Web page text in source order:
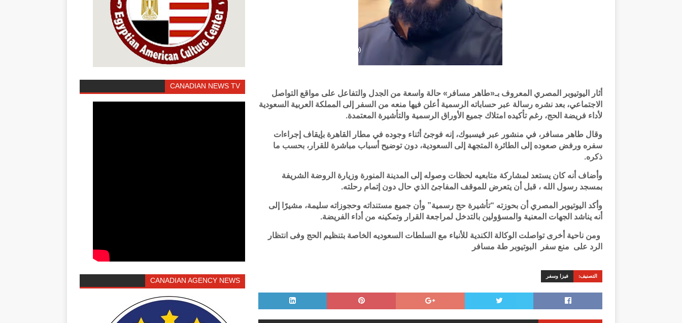
أثار اليوتيوبر المصري المعروف بـ«طاهر مسافر» حالة واسعة من الجدل والتفاعل على مواقع التواصل
الاجتماعي، بعد نشره رسالة عبر حساباته الرسمية أعلن فيها منعه من السفر إلى المملكة العربية السعودية
لأداء فريضة الحج، رغم تأكيده امتلاك جميع الأوراق الرسمية والتأشيرة المعتمدة.
وقال طاهر مسافر، في منشور عبر فيسبوك، إنه فوجئ أثناء وجوده في مطار القاهرة بإيقاف إجراءات
سفره ورفض صعوده إلى الطائرة المتجهة إلى السعودية، دون توضيح أسباب مباشرة للقرار، بحسب ما
ذكره.
وأضاف أنه كان يستعد لمشاركة متابعيه لحظات وصوله إلى المدينة المنورة وزيارة الروضة الشريفة
بمسجد رسول الله ، قبل أن يتعرض للموقف المفاجئ الذي حال دون إتمام رحلته.
وأكد اليوتيوبر المصري أن بحوزته “تأشيرة حج رسمية” وأن جميع مستنداته وحجوزاته سليمة، مشيرًا إلى
أنه يناشد الجهات المعنية والمسؤولين بالتدخل لمراجعة القرار وتمكينه من أداء الفريضة.
ومن ناحية أخرى تواصلت الوكالة الكندية للأنباء مع السلطات السعوديه الخاصة بتنظيم الحج وفى انتظار
الرد على منع سفر البوتيوبر طة مسافر
التصنيف: فيزا وسفر
CANADIAN NEWS TV
CANADIAN AGENCY NEWS